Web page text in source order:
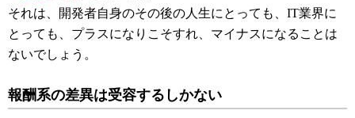
それは、開発者自身のその後の人生にとっても、IT業界に
とっても、プラスになりこそすれ、マイナスになることは
ないでしょう。
報酬系の差異は受容するしかない